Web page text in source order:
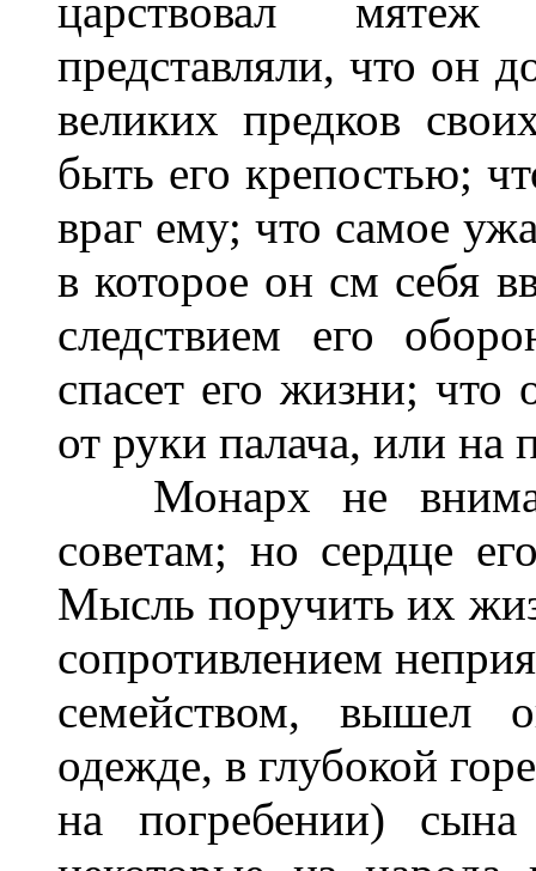
царствовал
представляли, что он
великих предков
быть его крепостью;
враг ему; что самое
в которое он см себя
следствием его
спасет его жизни; что
от руки палача, или на
Монарх не
советам; но сердце
Мысль поручить их
сопротивлением
семейством, вышел
одежде, в глубокой
на погребении)